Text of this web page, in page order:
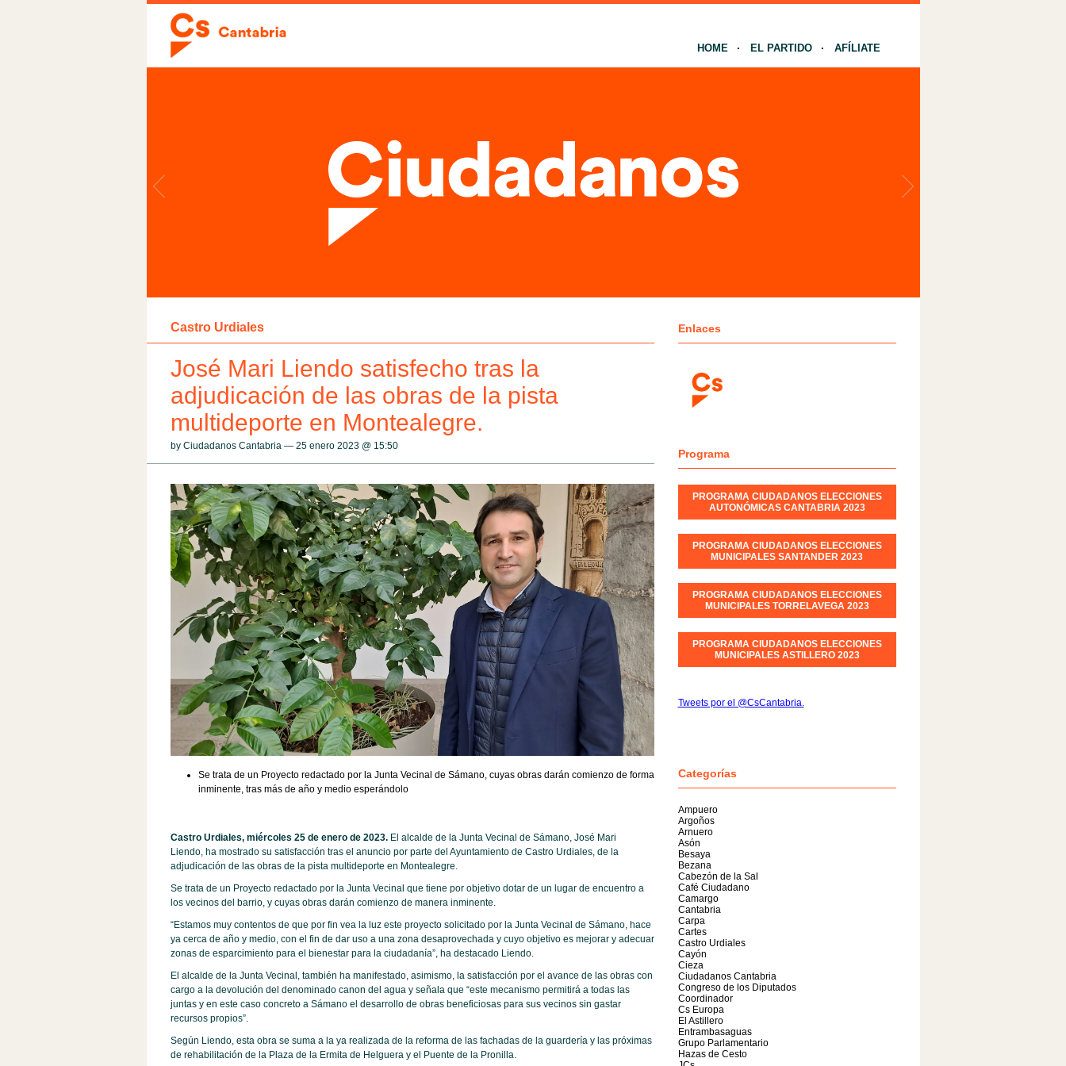
HOME EL PARTIDO AFÍLIATE
Castro Urdiales
José Mari Liendo satisfecho tras la
adjudicación de las obras de la pista
multideporte en Montealegre.
by Ciudadanos Cantabria — 25 enero 2023 @ 15:50
Se trata de un Proyecto redactado por la Junta Vecinal de Sámano, cuyas obras darán comienzo de forma
inminente, tras más de año y medio esperándolo
Castro Urdiales, miércoles 25 de enero de 2023.El alcalde de la Junta Vecinal de Sámano, José Mari
Liendo, ha mostrado su satisfacción tras el anuncio por parte del Ayuntamiento de Castro Urdiales, de la
adjudicación de las obras de la pista multideporte en Montealegre.
Se trata de un Proyecto redactado por la Junta Vecinal que tiene por objetivo dotar de un lugar de encuentro a
los vecinos del barrio, y cuyas obras darán comienzo de manera inminente.
“Estamos muy contentos de que por fin vea la luz este proyecto solicitado por la Junta Vecinal de Sámano, hace
ya cerca de año y medio, con el fin de dar uso a una zona desaprovechada y cuyo objetivo es mejorar y adecuar
zonas de esparcimiento para el bienestar para la ciudadanía”, ha destacado Liendo.
El alcalde de la Junta Vecinal, también ha manifestado, asimismo, la satisfacción por el avance de las obras con
cargo a la devolución del denominado canon del agua y señala que “este mecanismo permitirá a todas las
juntas y en este caso concreto a Sámano el desarrollo de obras beneficiosas para sus vecinos sin gastar
recursos propios”.
Según Liendo, esta obra se suma a la ya realizada de la reforma de las fachadas de la guardería y las próximas
de rehabilitación de la Plaza de la Ermita de Helguera y el Puente de la Pronilla.
Enlaces
Programa
PROGRAMA CIUDADANOS ELECCIONES
AUTONÓMICAS CANTABRIA 2023
PROGRAMA CIUDADANOS ELECCIONES
MUNICIPALES SANTANDER 2023
PROGRAMA CIUDADANOS ELECCIONES
MUNICIPALES TORRELAVEGA 2023
PROGRAMA CIUDADANOS ELECCIONES
MUNICIPALES ASTILLERO 2023
Tweets por el @CsCantabria.
Categorías
Ampuero
Argoños
Arnuero
Asón
Besaya
Bezana
Cabezón de la Sal
Café Ciudadano
Camargo
Cantabria
Carpa
Cartes
Castro Urdiales
Cayón
Cieza
Ciudadanos Cantabria
Congreso de los Diputados
Coordinador
Cs Europa
El Astillero
Entrambasaguas
Grupo Parlamentario
Hazas de Cesto